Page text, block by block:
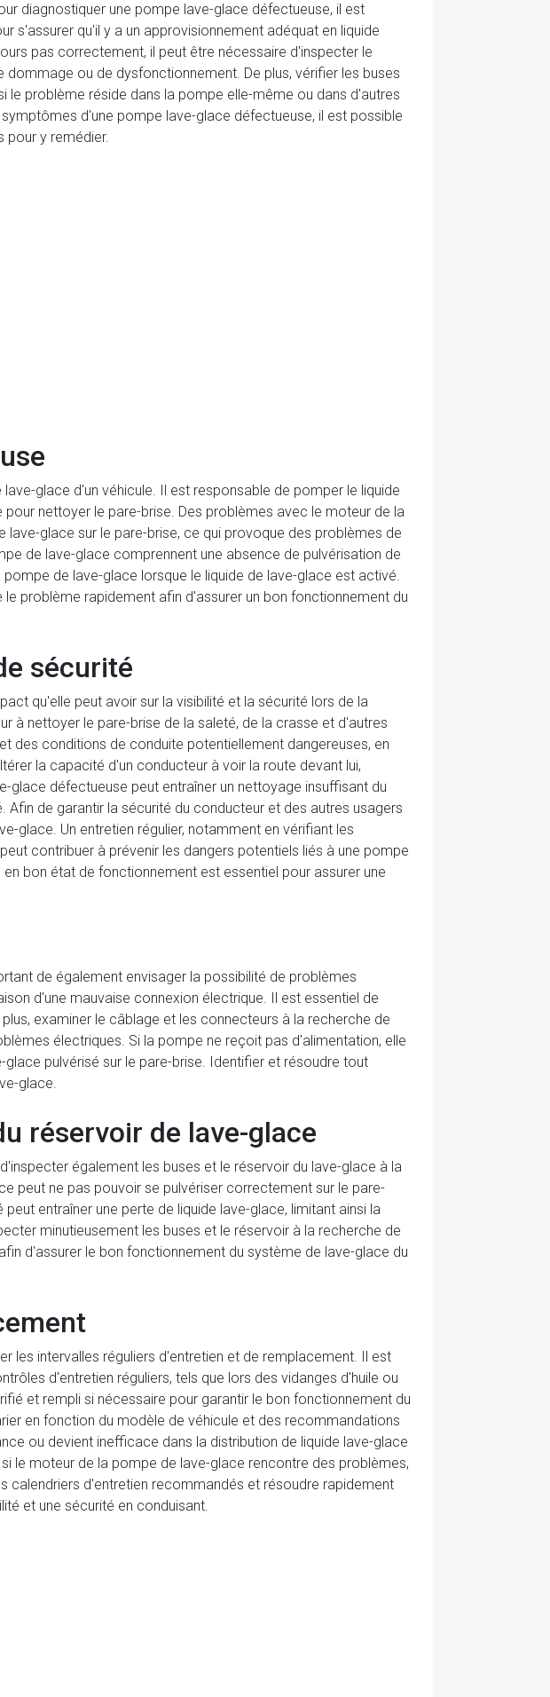
diagnostiquer une pompe lave-glace défectueuse, il est
s'assurer qu'il y a un approvisionnement adéquat en liquide
pas correctement, il peut être nécessaire d'inspecter le
ou de dysfonctionnement. De plus, vérifier les buses
problème réside dans la pompe elle-même ou dans d'autres
d'une pompe lave-glace défectueuse, il est possible
pour y remédier.
glace d'un véhicule. Il est responsable de pomper le liquide
nettoyer le pare-brise. Des problèmes avec le moteur de la
glace sur le pare-brise, ce qui provoque des problèmes de
de lave-glace comprennent une absence de pulvérisation de
de lave-glace lorsque le liquide de lave-glace est activé.
problème rapidement afin d'assurer un bon fonctionnement du
sécurité
qu'elle peut avoir sur la visibilité et la sécurité lors de la
à nettoyer le pare-brise de la saleté, de la crasse et d'autres
des conditions de conduite potentiellement dangereuses, en
la capacité d'un conducteur à voir la route devant lui,
glace défectueuse peut entraîner un nettoyage insuffisant du
de garantir la sécurité du conducteur et des autres usagers
glace. Un entretien régulier, notamment en vérifiant les
contribuer à prévenir les dangers potentiels liés à une pompe
bon état de fonctionnement est essentiel pour assurer une
de également envisager la possibilité de problèmes
d'une mauvaise connexion électrique. Il est essentiel de
examiner le câblage et les connecteurs à la recherche de
électriques. Si la pompe ne reçoit pas d'alimentation, elle
pulvérisé sur le pare-brise. Identifier et résoudre tout
glace.
réservoir de lave-glace
également les buses et le réservoir du lave-glace à la
peut ne pas pouvoir se pulvériser correctement sur le pare-
entraîner une perte de liquide lave-glace, limitant ainsi la
minutieusement les buses et le réservoir à la recherche de
d'assurer le bon fonctionnement du système de lave-glace du
les intervalles réguliers d'entretien et de remplacement. Il est
d'entretien réguliers, tels que lors des vidanges d'huile ou
et rempli si nécessaire pour garantir le bon fonctionnement du
en fonction du modèle de véhicule et des recommandations
ou devient inefficace dans la distribution de liquide lave-glace
le moteur de la pompe de lave-glace rencontre des problèmes,
calendriers d'entretien recommandés et résoudre rapidement
et une sécurité en conduisant.